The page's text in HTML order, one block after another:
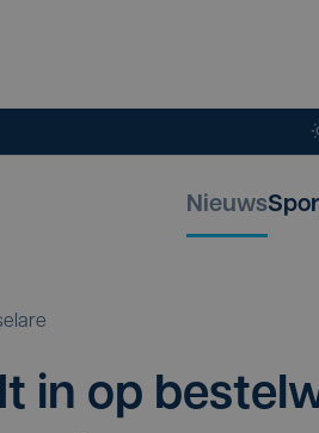
Nieuws
in op